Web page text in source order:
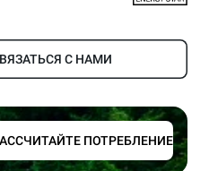
С НАМИ
ПОТРЕБЛЕНИЕ